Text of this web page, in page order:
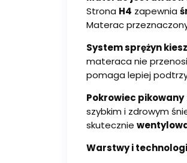
Strona H4 zapewnia
Materac
System sprężyn
materaca nie
pomaga lepiej
Pokrowiec pikowany
szybkim i zdrowym
skutecznie
Warstwy i